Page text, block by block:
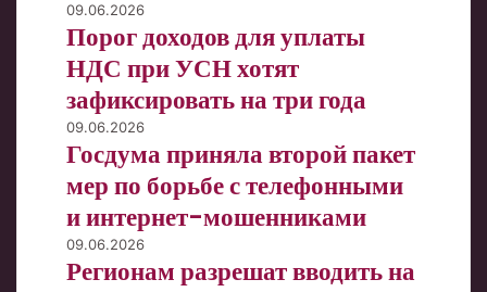
Порог
доходов
уплаты
НДС
при
УСН
зафиксировать
на
три
года
09.06.2026
Порог доходов для уплаты
НДС при УСН хотят
зафиксировать на три года
Госдума
приняла
второй
пакет
мер
по
борьбе
09.06.2026
Госдума приняла второй пакет
мер по борьбе с телефонными
и интернет-мошенниками
Регионам
разрешат
09.06.2026
Регионам разрешат вводить на